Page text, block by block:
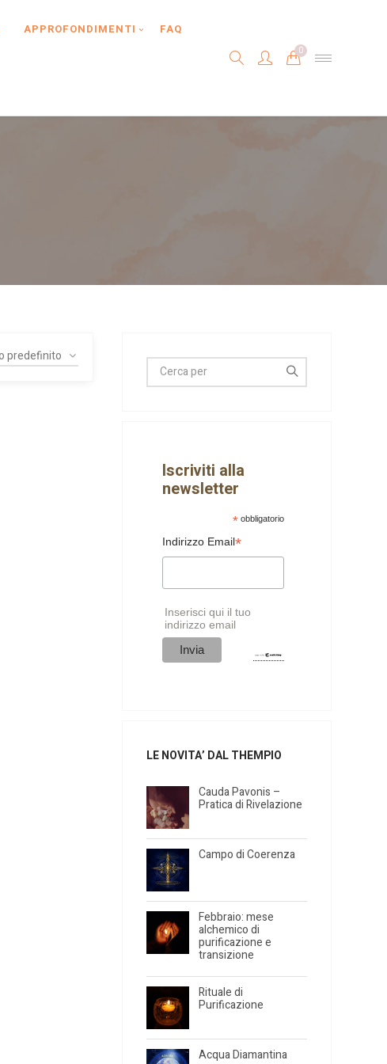
APPROFONDIMENTI FAQ
0
Iscriviti alla
newsletter
*obbligatorio
Indirizzo Email*
Inserisci qui il tuo
indirizzo email
LE NOVITA’ DAL THEMPIO
Cauda Pavonis –
Pratica di Rivelazione
Campo di Coerenza
Febbraio: mese
alchemico di
purificazione e
transizione
Rituale di
Purificazione
Acqua Diamantina